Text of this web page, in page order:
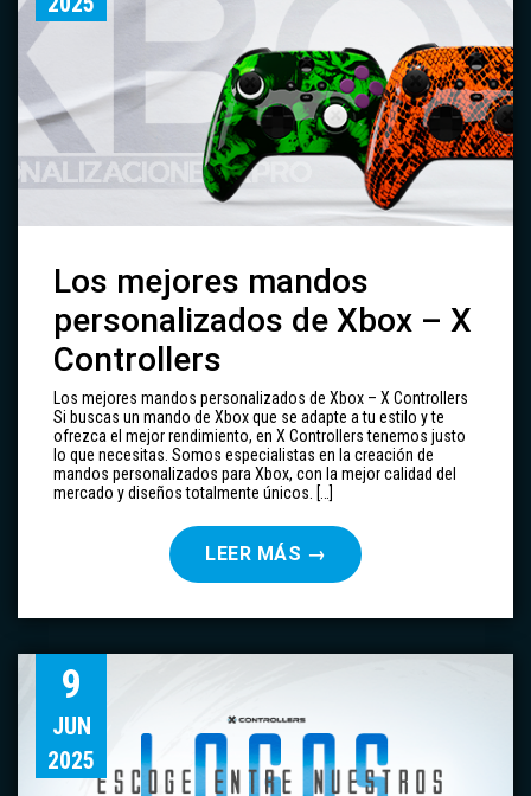
Los mejores mandos
personalizados de Xbox – X
Controllers
Los mejores mandos personalizados de Xbox – X Controllers
Si buscas un mando de Xbox que se adapte a tu estilo y te
ofrezca el mejor rendimiento, en X Controllers tenemos justo
lo que necesitas. Somos especialistas en la creación de
mandos personalizados para Xbox, con la mejor calidad del
mercado y diseños totalmente únicos. […]
LEER MÁS →
9
JUN
2025